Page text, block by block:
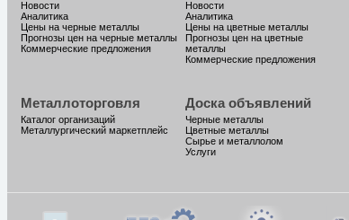
Новости
Аналитика
Цены на черные металлы
Прогнозы цен на черные металлы
Коммерческие предложения
Новости
Аналитика
Цены на цветные металлы
Прогнозы цен на цветные
металлы
Коммерческие предложения
Металлоторговля
Каталог организаций
Металлургический маркетплейс
Доска объявлений
Черные металлы
Цветные металлы
Сырье и металлолом
Услуги